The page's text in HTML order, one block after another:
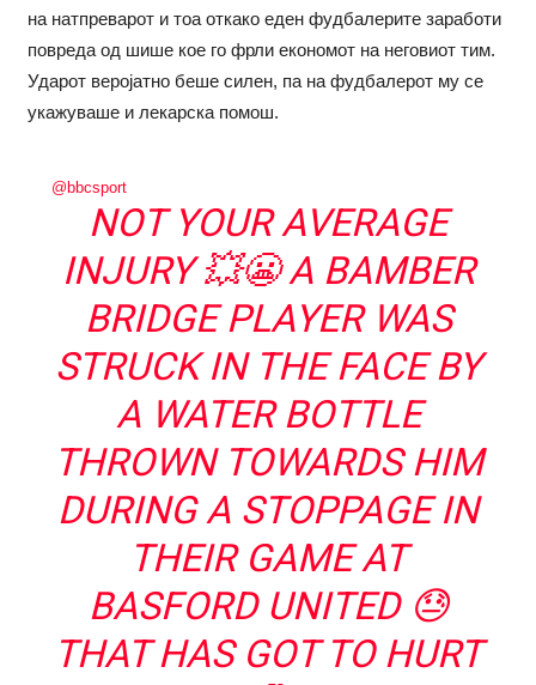
на натпреварот и тоа откако еден фудбалерите заработи
повреда од шише кое го фрли економот на неговиот тим.
Ударот веројатно беше силен, па на фудбалерот му се
укажуваше и лекарска помош.
@bbcsport
NOT YOUR AVERAGE
INJURY 💥😬 A BAMBER
BRIDGE PLAYER WAS
STRUCK IN THE FACE BY
A WATER BOTTLE
THROWN TOWARDS HIM
DURING A STOPPAGE IN
THEIR GAME AT
BASFORD UNITED 😓
THAT HAS GOT TO HURT